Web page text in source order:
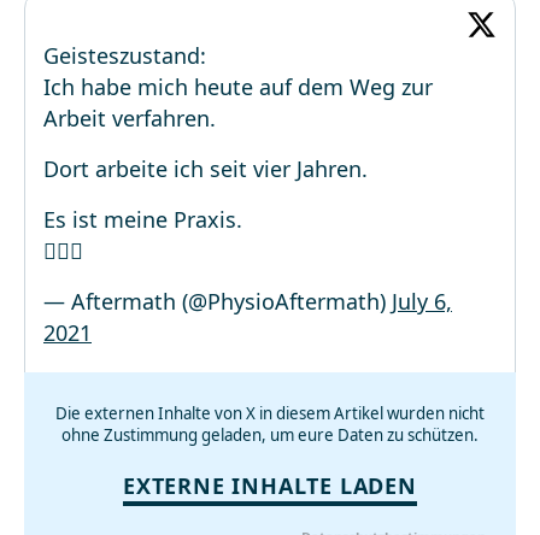
Geisteszustand:
Ich habe mich heute auf dem Weg zur
Arbeit verfahren.
Dort arbeite ich seit vier Jahren.
Es ist meine Praxis.
🤦🏼‍♀️
— Aftermath (@PhysioAftermath) July 6,
2021
Die externen Inhalte von X in diesem Artikel wurden nicht
ohne Zustimmung geladen, um eure Daten zu schützen.
EXTERNE INHALTE LADEN